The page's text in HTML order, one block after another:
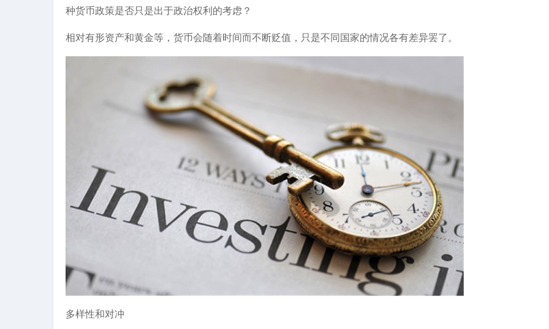
种货币政策是否只是出于政治权利的考虑？
相对有形资产和黄金等，货币会随着时间而不断贬值，只是不同国家的情况各有差异罢了。
多样性和对冲